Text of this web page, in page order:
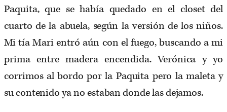
Paquita, que se había quedado en el closet del
cuarto de la abuela, según la versión de los niños.
Mi tía Mari entró aún con el fuego, buscando a mi
prima entre madera encendida. Verónica y yo
corrimos al bordo por la Paquita pero la maleta y
su contenido ya no estaban donde las dejamos.